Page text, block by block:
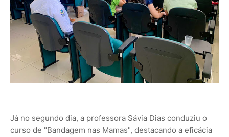
Já no segundo dia, a professora Sávia Dias conduziu o
curso de "Bandagem nas Mamas", destacando a eficácia